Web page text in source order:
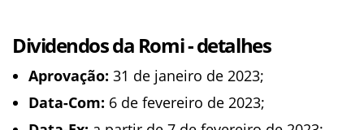
Dividendos da Romi - detalhes
Aprovação: 31 de janeiro de 2023;
Data-Com: 6 de fevereiro de 2023;